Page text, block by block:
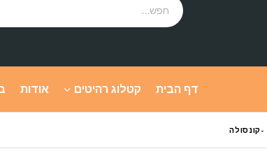
דף הבית קטלוג רהיטים אודות
קונסולה